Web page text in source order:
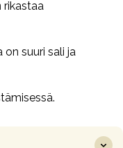
rikastaa
suuri sali ja